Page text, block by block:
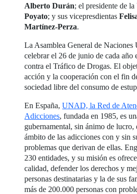
Alberto Durán; el presidente de
Poyato; y sus vicepresdientas
Martínez-Perza.
La Asamblea General de Naciones
celebrar el 26 de junio de cada
contra el Tráfico de Drogas. El
acción y la cooperación con el fin
sociedad libre del consumo de
En España,UNAD, la Red de
Adicciones, fundada en 1985, es
gubernamental, sin ánimo de lucro,
ámbito de las adicciones con y sin
problemas que derivan de ellas.
230 entidades, y su misión es
calidad, defender los derechos y
personas destinatarias y la de sus
más de 200.000 personas con